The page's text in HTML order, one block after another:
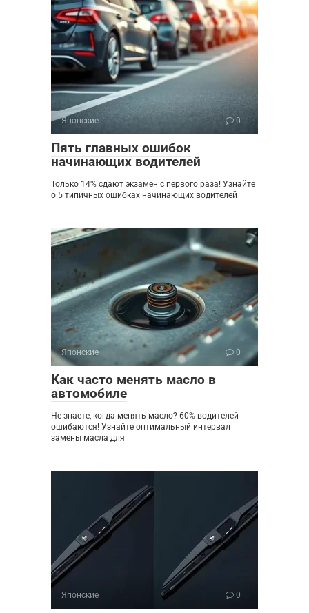
Японские 0
Пять главных ошибок
начинающих водителей
Только 14% сдают экзамен с первого раза! Узнайте
о 5 типичных ошибках начинающих водителей
Японские 0
Как часто менять масло в
автомобиле
Не знаете, когда менять масло? 60% водителей
ошибаются! Узнайте оптимальный интервал
замены масла для
Японские 0